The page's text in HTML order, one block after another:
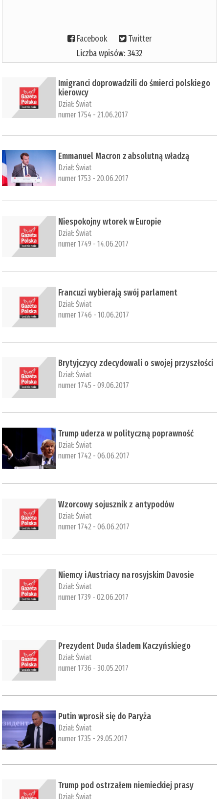
Facebook
Twitter
Liczba wpisów: 3432
Imigranci doprowadzili do śmierci polskiego
kierowcy
Dział:Świat
numer 1754 - 21.06.2017
​Emmanuel Macron z absolutną władzą
Dział:Świat
numer 1753 - 20.06.2017
Niespokojny wtorek w Europie
Dział:Świat
numer 1749 - 14.06.2017
​Francuzi wybierają swój parlament
Dział:Świat
numer 1746 - 10.06.2017
​Brytyjczycy zdecydowali o swojej przyszłości
Dział:Świat
numer 1745 - 09.06.2017
Trump uderza w polityczną poprawność
Dział:Świat
numer 1742 - 06.06.2017
Wzorcowy sojusznik z antypodów
Dział:Świat
numer 1742 - 06.06.2017
Niemcy i Austriacy na rosyjskim Davosie
Dział:Świat
numer 1739 - 02.06.2017
Prezydent Duda śladem Kaczyńskiego
Dział:Świat
numer 1736 - 30.05.2017
​Putin wprosił się do Paryża
Dział:Świat
numer 1735 - 29.05.2017
Trump pod ostrzałem niemieckiej prasy
Dział:Świat